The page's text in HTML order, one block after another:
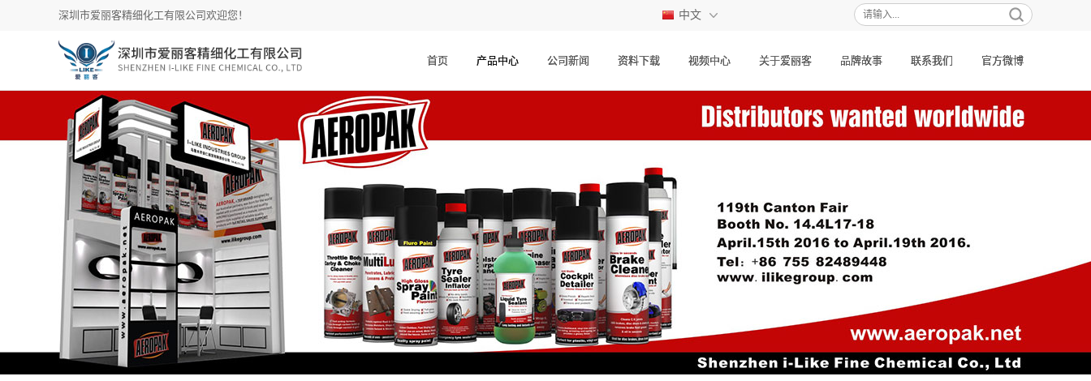
深圳市爱丽客精细化工有限公司欢迎您！ 中文
阿拉伯语
热门搜索：
首页 产品中心 公司新闻 资料下载 视频中心 关于爱丽客 品牌故事 联系我们 官方微博